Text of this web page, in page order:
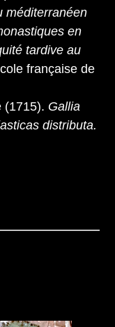
méditerranéen
en
tardive au
française de
(1715). Gallia
distributa.